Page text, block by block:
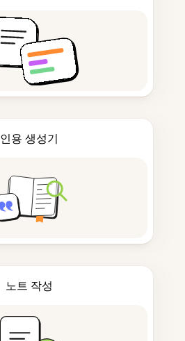
인용 생성기
노트 작성